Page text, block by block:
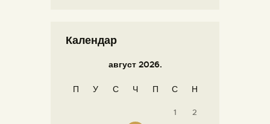
Календар
август 2026.
П У С Ч П С Н
1
2